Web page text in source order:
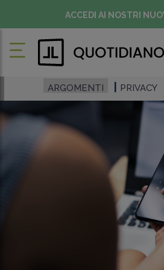
ACCEDI AI NOSTRI
ARGOMENTI PRIVACY